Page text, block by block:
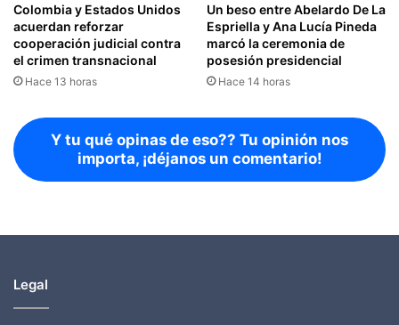
Colombia y Estados Unidos
acuerdan reforzar
cooperación judicial contra
el crimen transnacional
Hace 13 horas
Un beso entre Abelardo De La
Espriella y Ana Lucía Pineda
marcó la ceremonia de
posesión presidencial
Hace 14 horas
Y tu qué opinas de eso?? Tu opinión nos
importa, ¡déjanos un comentario!
Legal